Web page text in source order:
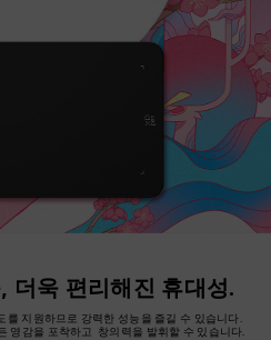
더욱 편리해진 휴대성.
를 지원하므로 강력한 성능을 즐길 수 있습니다.
영감을 포착하고 창의력을 발휘할 수 있습니다.